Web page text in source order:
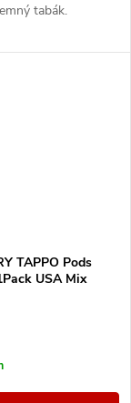
tabák.
TAPPO Pods
USA Mix